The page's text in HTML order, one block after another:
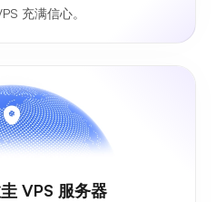
充满信心。
VPS 服务器